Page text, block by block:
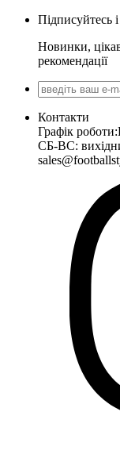
Підписуйтесь
Новинки,
рекомендації
Контакти
Графік роботи:
СБ-ВС: